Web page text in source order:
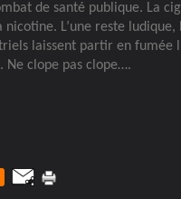
de santé publique. La
L’une reste ludique,
laissent partir en fumée
Ne clope pas clope….